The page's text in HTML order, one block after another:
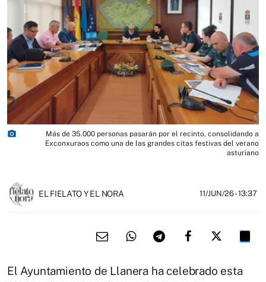
photo_camera
Más de 35.000 personas pasarán por el recinto, consolidando a
Exconxuraos como una de las grandes citas festivas del verano
asturiano
EL FIELATO Y EL NORA 11/JUN/26- 13:37
El Ayuntamiento de Llanera ha celebrado esta